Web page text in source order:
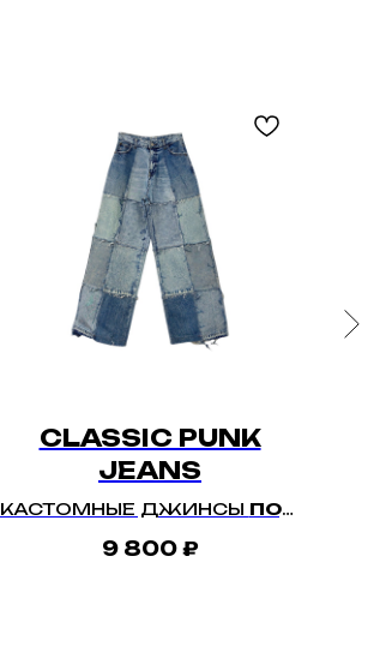
CLASSIC PUNK
JEANS
КАСТОМНЫЕ ДЖИНСЫ ПОД
9 800 ₽